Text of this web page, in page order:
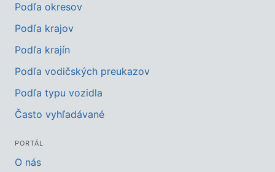
Podľa okresov
Podľa krajov
Podľa krajín
Podľa vodičských preukazov
Podľa typu vozidla
Často vyhľadávané
PORTÁL
O nás